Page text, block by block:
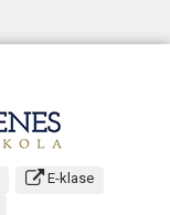
E-klase